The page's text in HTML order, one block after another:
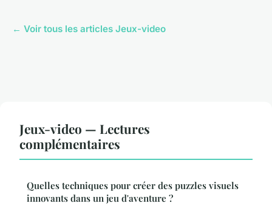
← Voir tous les articles Jeux-video
Jeux-video — Lectures
complémentaires
Quelles techniques pour créer des puzzles visuels
innovants dans un jeu d'aventure ?